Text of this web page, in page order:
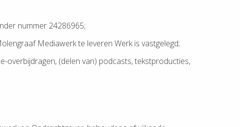
nummer 24286965;
Mediawerk te leveren Werk is vastgelegd;
overbijdragen, (delen van) podcasts, tekstproducties,